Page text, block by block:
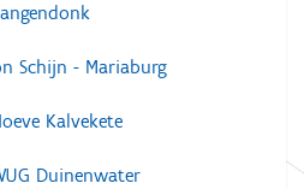
Schijn - Mariaburg
Kalvekete
Duinenwater